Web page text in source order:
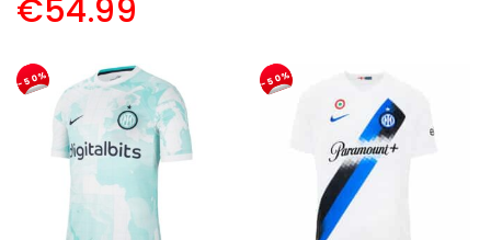
€54.99
-50% -50%